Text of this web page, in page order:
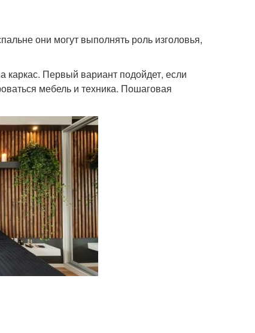
они могут выполнять роль изголовья,
каркас. Первый вариант подойдет, если
мебель и техника. Пошаговая